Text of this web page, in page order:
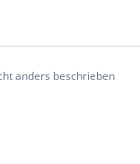
anders beschrieben